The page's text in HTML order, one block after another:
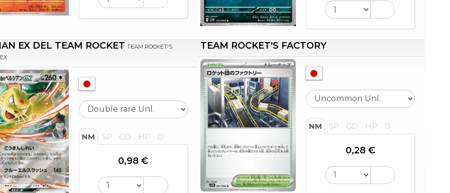
EX DEL TEAM ROCKET TEAM ROCKET'S
NM SP GD HP D
0,98 €
TEAM ROCKET'S FACTORY
NM SP GD HP D
0,28 €